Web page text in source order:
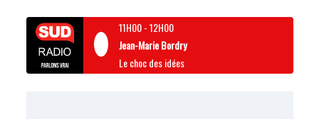
11H00-12H00
Jean-Marie Bordry
Le choc des idées